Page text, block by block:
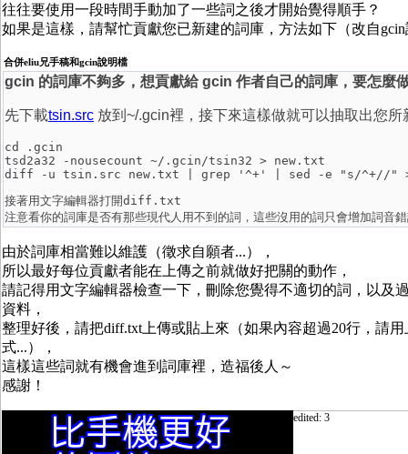
往往要使用一段時間手動加了一些詞之後才開始覺得順手？
如果是這樣，請幫忙貢獻您已新建的詞庫，方法如下（改自
合併eliu兄手稿和gcin說明檔
gcin 的詞庫不夠多，想貢獻給 gcin 作者自己的詞庫，要怎麼
先下載tsin.src 放到~/.gcin裡，接下來這樣做就可以抽取出您所
cd .gcin
tsd2a32 -nousecount ~/.gcin/tsin32 > new.txt
接著用文字編輯器打開diff.txt
由於詞庫相當難以維護（徵求自願者...），
所以最好每位貢獻者能在上傳之前就做好把關的動作，
請記得用文字編輯器檢查一下，刪除您覺得不適切的詞，以及
資料，
整理好後，請把diff.txt上傳或貼上來（如果內容超過20行，請
式...），
這樣這些詞就有機會進到詞庫裡，造福後人～
感謝！
edited: 3